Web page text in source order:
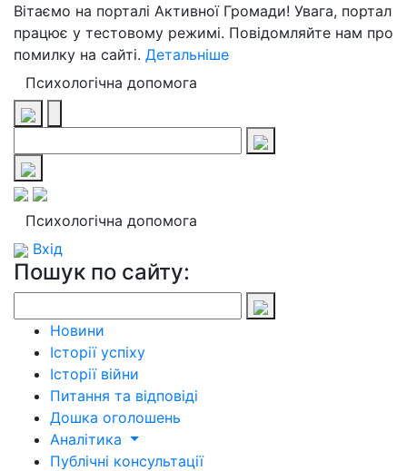
Вітаємо на порталі Активної Громади! Увага, портал
працює у тестовому режимі. Повідомляйте нам про
помилку на сайті. Детальніше
Психологічна допомога
Психологічна допомога
Вхід
Пошук по сайту:
Новини
Історії успіху
Історії війни
Питання та відповіді
Дошка оголошень
Аналітика
Публічні консультації